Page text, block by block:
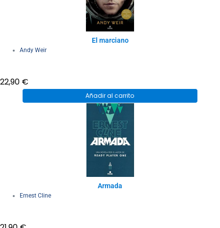
El marciano
Andy Weir
22,90 €
Añadir al carrito
Armada
Ernest Cline